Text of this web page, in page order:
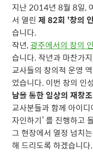
지난 2014년 8월 8일,
서 열린 제 82회 '창의
습니다.
작년,광주에서의 창의
습니다. 작년과 마찬가
교사들의 창의적 운영
었습니다. 이번 창의 인
남을 통한 일상의 재창
교사분들과 함께 아이
자인하기’ 를 진행하고
그 현장에서 열정 넘치
해 드리도록 하겠습니다.